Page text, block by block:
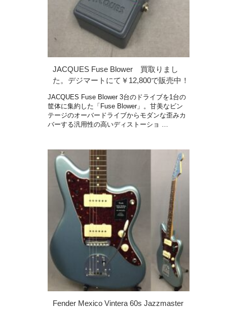
JACQUES Fuse Blower 買取りまし
た。デジマートにて￥12,800で販売中！
JACQUES Fuse Blower 3台のドライブを1台の
筐体に集約した「Fuse Blower」。甘美なビン
テージのオーバードライブからモダンな歪みカ
バーする汎用性の高いディストーショ …
Fender Mexico Vintera 60s Jazzmaster